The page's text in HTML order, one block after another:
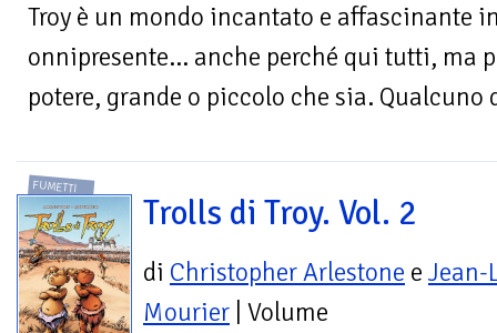
Troy è un mondo incantato e affascinante
onnipresente... anche perché qui tutti, ma
potere, grande o piccolo che sia.
FUMETTI
Trolls di Troy. Vol. 2
di Christopher Arlestone e Jean-
Mourier | Volume